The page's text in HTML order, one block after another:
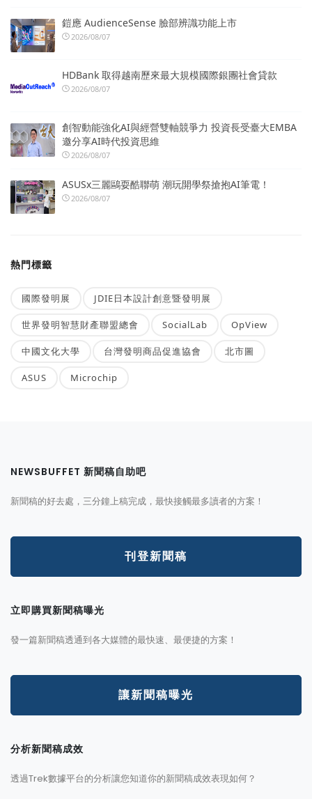
鎧應 AudienceSense 臉部辨識功能上市
2026/08/07
HDBank 取得越南歷來最大規模國際銀團社會貸款
2026/08/07
創智動能強化AI與經營雙軸競爭力 投資長受臺大EMBA
邀分享AI時代投資思維
2026/08/07
ASUSx三麗鷗耍酷聯萌 潮玩開學祭搶抱AI筆電！
2026/08/07
熱門標籤
國際發明展 JDIE日本設計創意暨發明展
世界發明智慧財產聯盟總會 SocialLab OpView
中國文化大學 台灣發明商品促進協會 北市圖
ASUS Microchip
NEWSBUFFET 新聞稿自助吧
新聞稿的好去處，三分鐘上稿完成，最快接觸最多讀者的方案！
刊登新聞稿
立即購買新聞稿曝光
發一篇新聞稿透通到各大媒體的最快速、最便捷的方案！
讓新聞稿曝光
分析新聞稿成效
透過Trek數據平台的分析讓您知道你的新聞稿成效表現如何？